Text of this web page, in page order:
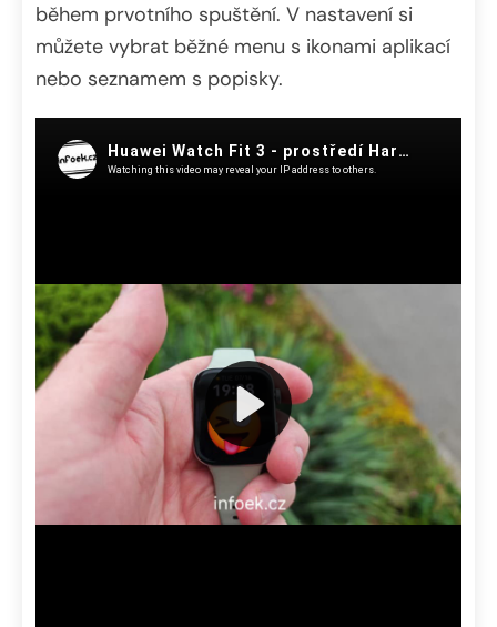
během prvotního spuštění. V nastavení si
můžete vybrat běžné menu s ikonami aplikací
nebo seznamem s popisky.